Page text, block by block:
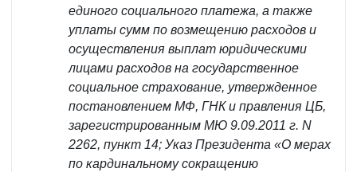
единого социального платежа, а также
уплаты сумм по возмещению расходов и
осуществления выплат юридическими
лицами расходов на государственное
социальное страхование, утвержденное
постановлением МФ, ГНК и правления ЦБ,
зарегистрированным МЮ 9.09.2011 г. N
2262, пункт 14; Указ Президента «О мерах
по кардинальному сокращению